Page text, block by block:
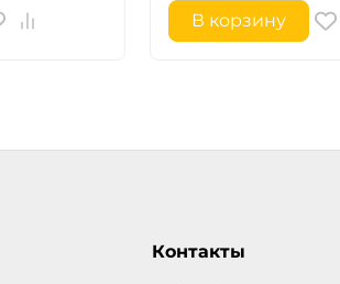
В корзину
Контакты